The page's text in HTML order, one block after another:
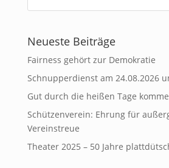
Neueste Beiträge
Fairness gehört zur Demokratie
Schnupperdienst am 24.08.2026
Gut durch die heißen Tage
Schützenverein: Ehrung für
Vereinstreue
Theater 2025 – 50 Jahre